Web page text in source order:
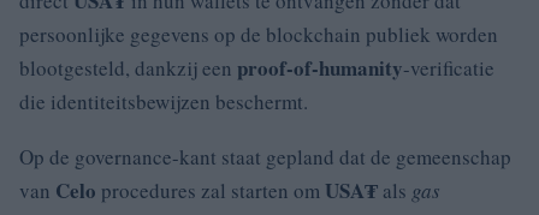
persoonlijke gegevens op de blockchain publiek worden
blootgesteld, dankzij een proof-of-humanity-verificatie
die identiteitsbewijzen beschermt.
Op de governance-kant staat gepland dat de gemeenschap
van Celo procedures zal starten om USA₮ als gas